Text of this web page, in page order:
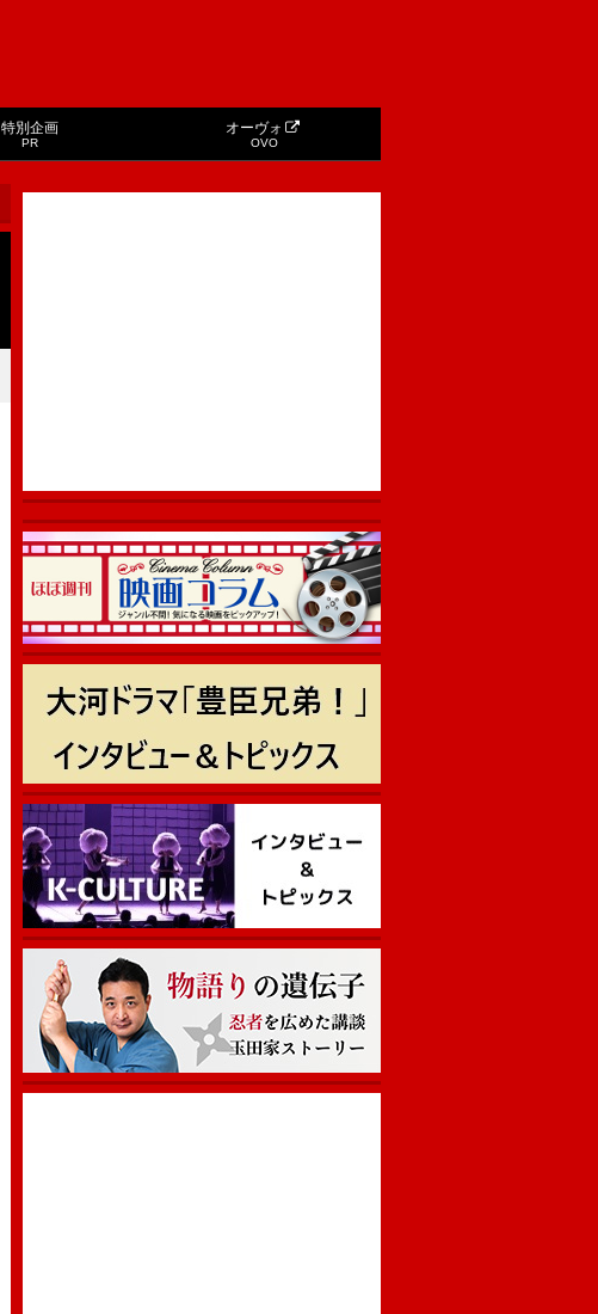
特別企画
PR
オーヴォ
OVO